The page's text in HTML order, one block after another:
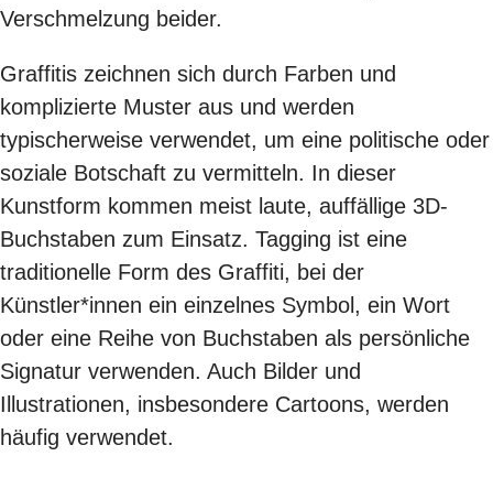
Verschmelzung beider.
Graffitis zeichnen sich durch Farben und
komplizierte Muster aus und werden
typischerweise verwendet, um eine politische oder
soziale Botschaft zu vermitteln. In dieser
Kunstform kommen meist laute, auffällige 3D-
Buchstaben zum Einsatz. Tagging ist eine
traditionelle Form des Graffiti, bei der
Künstler*innen ein einzelnes Symbol, ein Wort
oder eine Reihe von Buchstaben als persönliche
Signatur verwenden. Auch Bilder und
Illustrationen, insbesondere Cartoons, werden
häufig verwendet.